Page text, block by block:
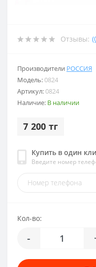
Отзывы:
Производители РОССИЯ
Модель:0824
Артикул:0824
Наличие: В наличии
7 200 тг
Купить в один
Введите номер
Кол-во:
-